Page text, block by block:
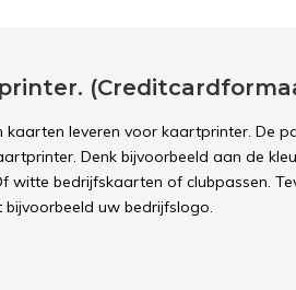
leveren voor kaartprinter. De
Denk bijvoorbeeld aan de
witte bedrijfskaarten of clubpassen.
uw bedrijfslogo.